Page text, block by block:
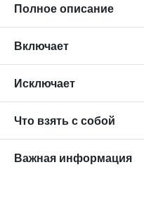
Полное описание
Включает
Исключает
Что взять с собой
Важная информация